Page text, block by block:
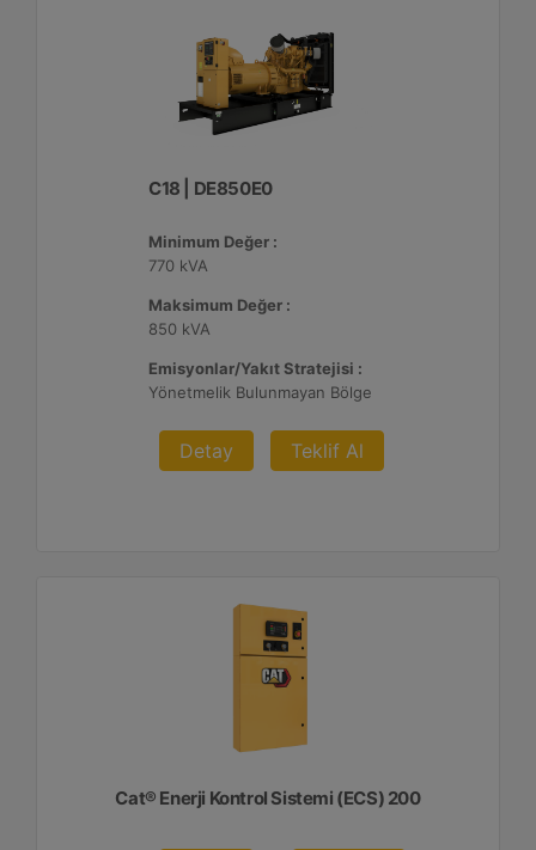
C18 | DE850E0
Minimum Değer :
770 kVA
Maksimum Değer :
850 kVA
Emisyonlar/Yakıt Stratejisi :
Yönetmelik Bulunmayan Bölge
Detay Teklif Al
Cat® Enerji Kontrol Sistemi (ECS) 200